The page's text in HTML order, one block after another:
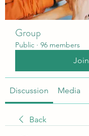
Group
Public · 96 members
Join
Discussion Media
Back